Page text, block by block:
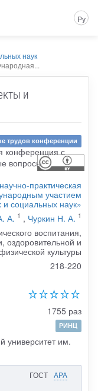
Ру
наук
и
трудов конференции
практическая
участием
социальных наук»
А. 1 , Чуркин Н. А. 1
воспитания,
оздоровительной и
культуры
218-220
1755 раз
РИНЦ
университет им.
ГОСТ APA